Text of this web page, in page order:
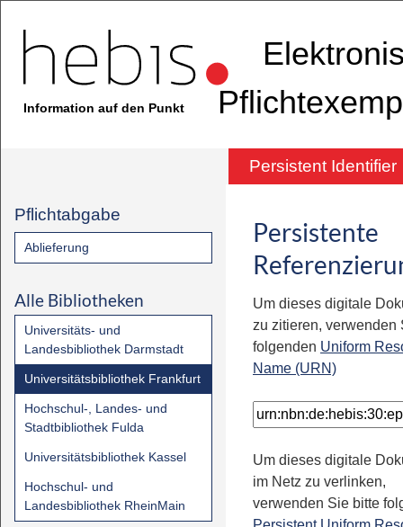
Information auf den Punkt
Persistent Identifier
Pflichtabgabe
Ablieferung
Alle Bibliotheken
Universitäts- und
Landesbibliothek Darmstadt
Universitätsbibliothek Frankfurt
Hochschul-, Landes- und
Stadtbibliothek Fulda
Universitätsbibliothek Kassel
Hochschul- und
Landesbibliothek RheinMain
Persistente
Um dieses digitale
zu zitieren, verwenden
folgenden Uniform
Name (URN)
Um dieses digitale
im Netz zu verlinken,
verwenden Sie bitte